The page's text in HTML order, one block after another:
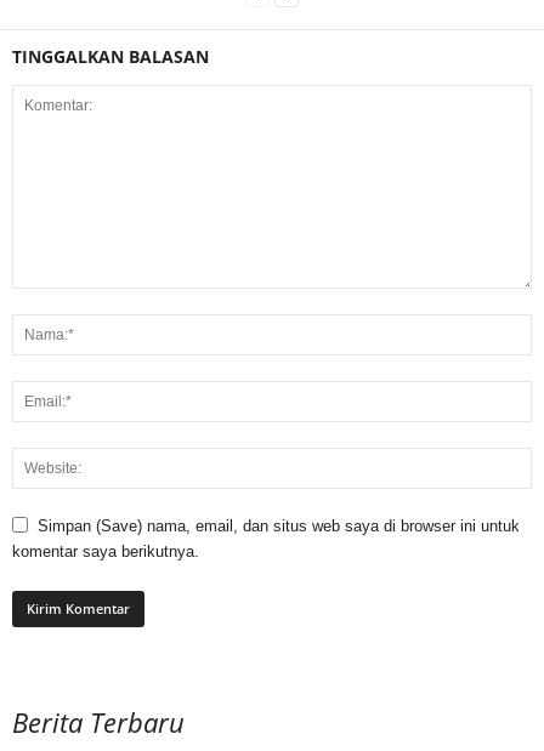
TINGGALKAN BALASAN
Simpan (Save) nama, email, dan situs web saya di browser ini untuk
komentar saya berikutnya.
Berita Terbaru